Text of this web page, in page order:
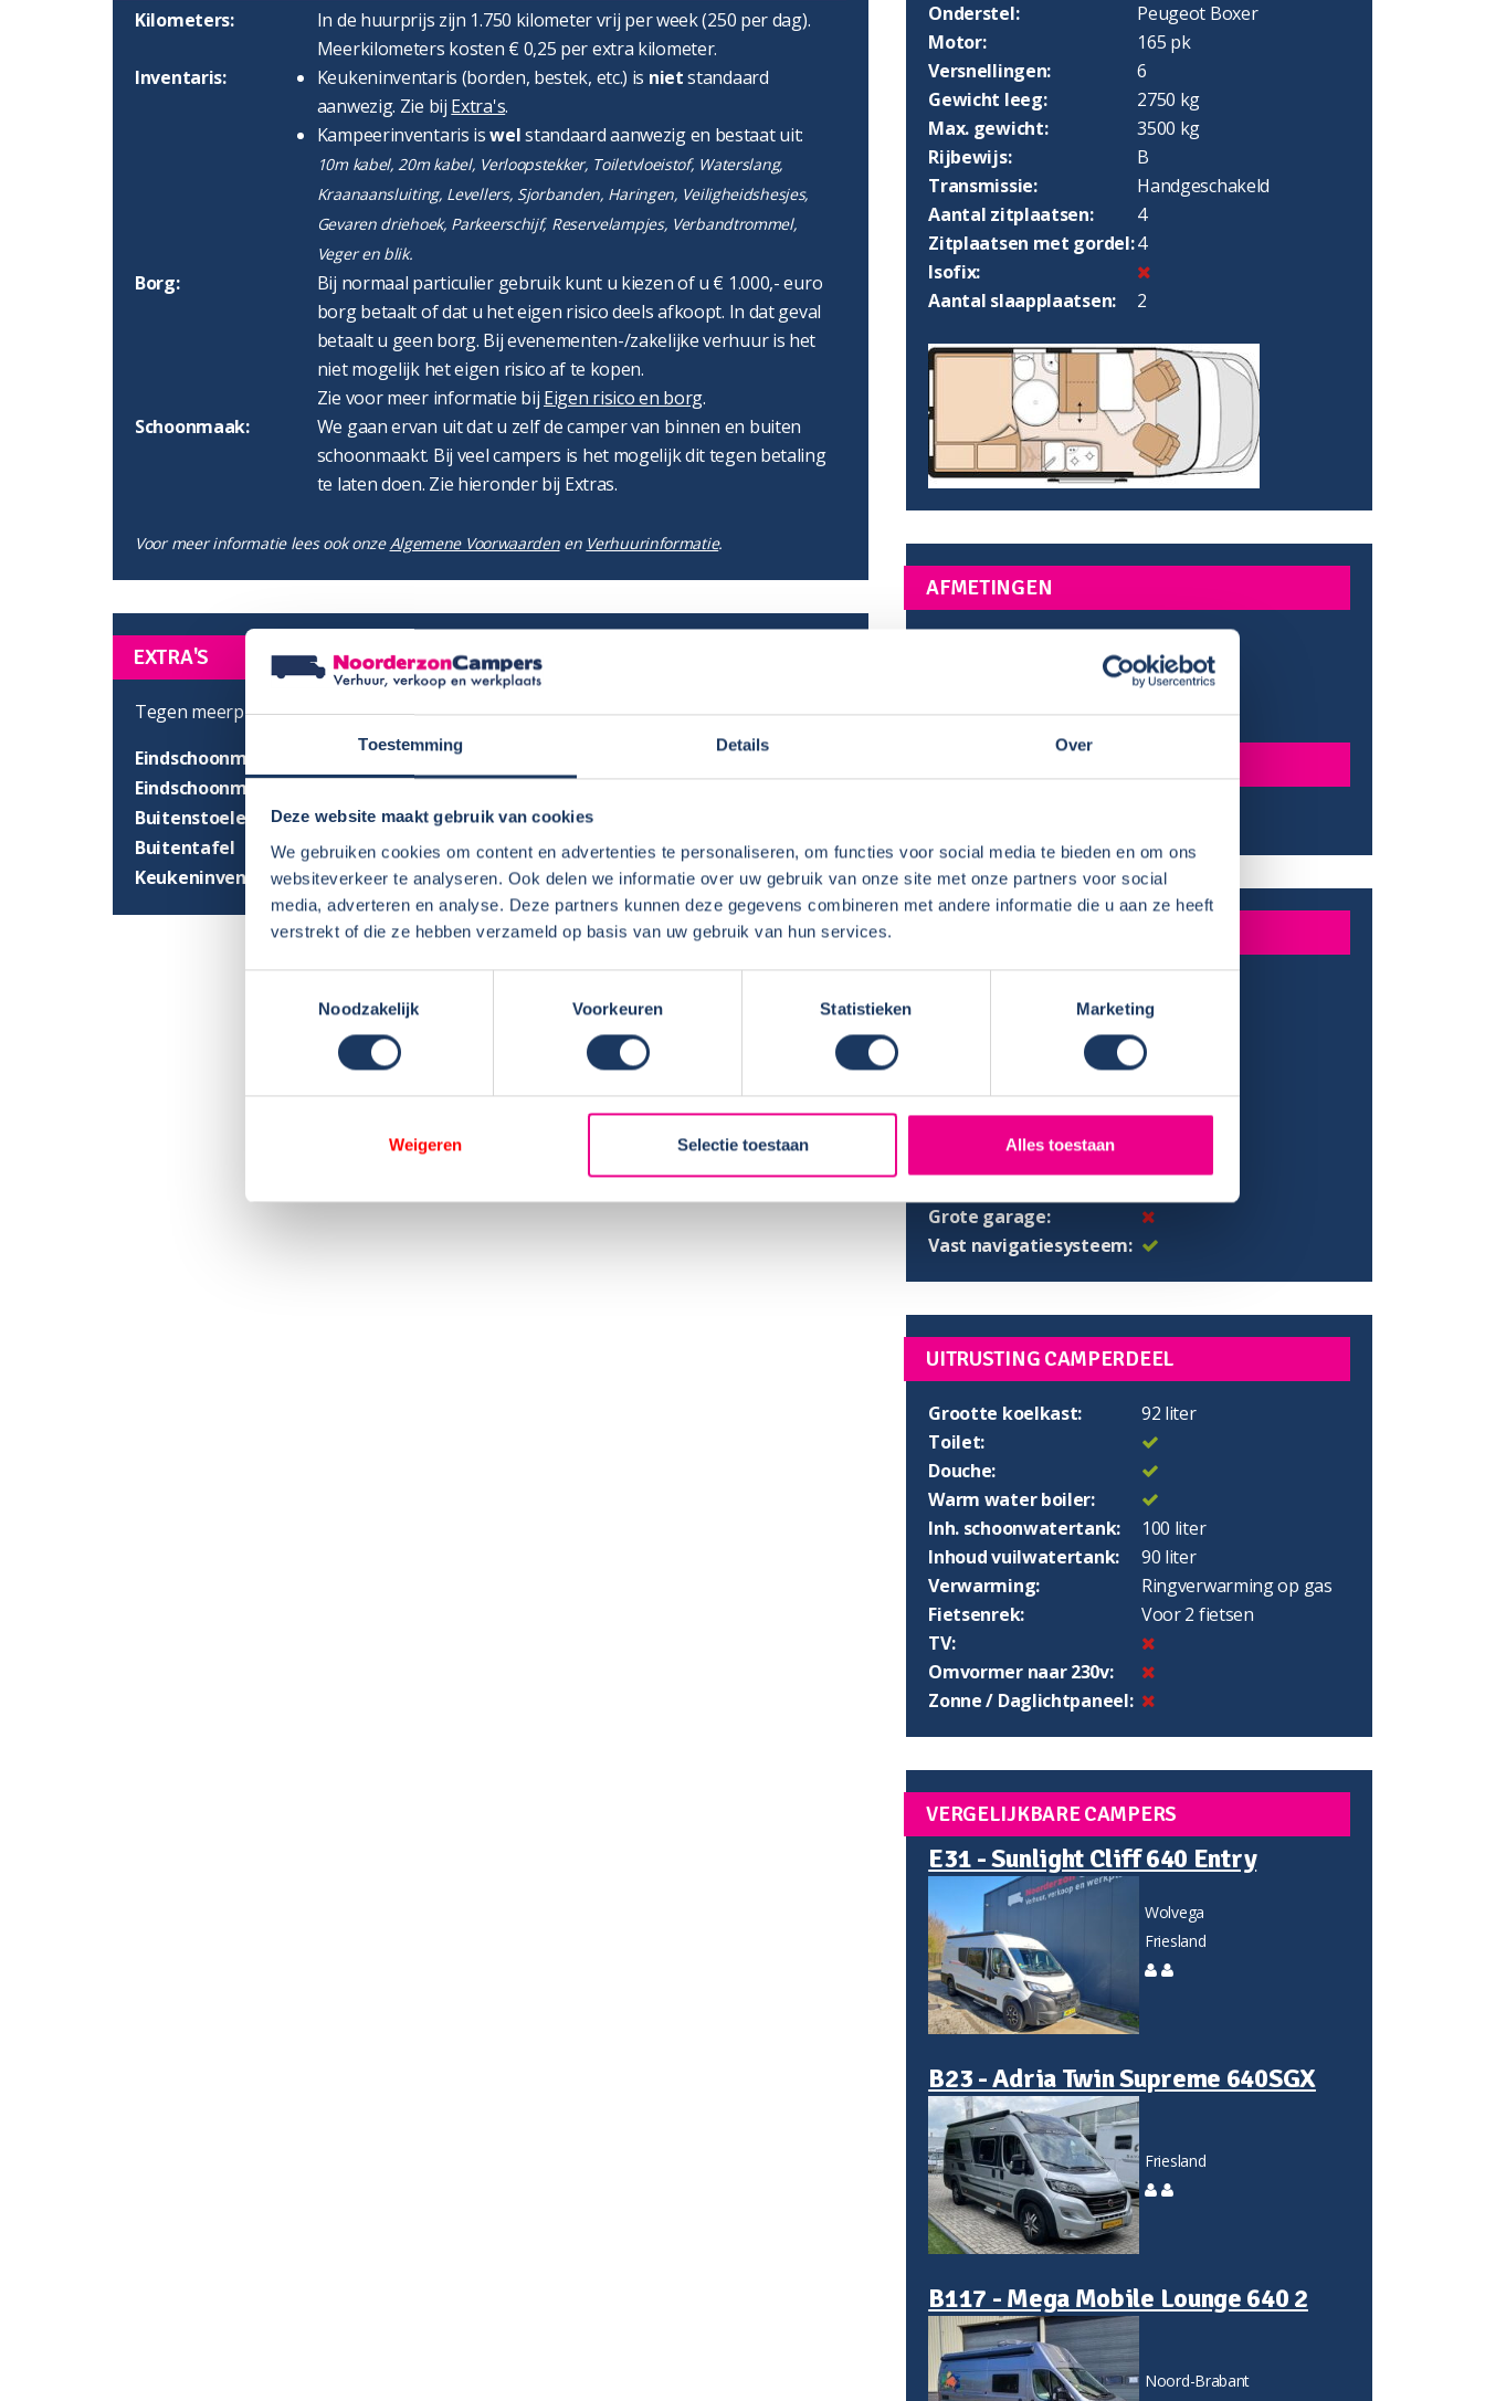
Toestemming Details Over
Deze website maakt gebruik van cookies
We gebruiken cookies om content en advertenties te personaliseren, om functies voor social media te bieden en om ons
websiteverkeer te analyseren. Ook delen we informatie over uw gebruik van onze site met onze partners voor social
media, adverteren en analyse. Deze partners kunnen deze gegevens combineren met andere informatie die u aan ze heeft
verstrekt of die ze hebben verzameld op basis van uw gebruik van hun services.
Noodzakelijk
Voorkeuren Statistieken Marketing
Weigeren Selectie toestaan Alles toestaan
Kilometers:
In de huurprijs zijn 1.750 kilometer vrij per week (250 per dag).
Meerkilometers kosten € 0,25 per extra kilometer.
Inventaris:
Keukeninventaris (borden, bestek, etc.) is nietstandaard
aanwezig. Zie bij Extra's.
Kampeerinventaris iswelstandaard aanwezig en bestaat uit:
10m kabel, 20m kabel, Verloopstekker, Toiletvloeistof, Waterslang,
Kraanaansluiting, Levellers, Sjorbanden, Haringen, Veiligheidshesjes,
Gevaren driehoek, Parkeerschijf, Reservelampjes, Verbandtrommel,
Veger en blik.
Borg:
Bij normaal particulier gebruik kunt u kiezen of u € 1.000,- euro
borg betaalt of dat u het eigen risico deels afkoopt. In dat geval
betaalt u geen borg. Bij evenementen-/zakelijke verhuur is het
niet mogelijk het eigen risico af te kopen.
Zie voor meer informatie bij Eigen risico en borg.
Schoonmaak:
We gaan ervan uit dat u zelf de camper van binnen en buiten
schoonmaakt. Bij veel campers is het mogelijk dit tegen betaling
te laten doen. Zie hieronder bij Extras.
Voor meer informatie lees ook onzeAlgemene Voorwaardenen Verhuurinformatie.
EXTRA'S
Tegen meerprijs zijn de volgende extra's mogelijk:
Eindschoonmaak binnen- en buitenzijde
Eindschoonmaak buitenzijde
Buitenstoelen € 1,50
Buitentafel € 1,50 per tafel per dag
Keukeninventaris € 25,- per boeking
Onderstel:
Peugeot Boxer
Motor:
165 pk
Versnellingen:
6
Gewicht leeg:
2750 kg
Max. gewicht:
3500 kg
Rijbewijs:
B
Transmissie:
Handgeschakeld
Aantal zitplaatsen:
4
Zitplaatsen met gordel:4
Isofix:
Aantal slaapplaatsen:
2
AFMETINGEN
275 cm
Airco camperdeel:
Achteruitrijcamera:
Stuurbekrachtiging:
met CD-speler:
Grote garage:
Vast navigatiesysteem:
UITRUSTING CAMPERDEEL
Grootte koelkast:
92 liter
Toilet:
Douche:
Warm water boiler:
Inh. schoonwatertank:
100 liter
Inhoud vuilwatertank:
90 liter
Verwarming:
Ringverwarming op gas
Fietsenrek:
Voor 2 fietsen
TV:
Omvormer naar 230v:
Zonne / Daglichtpaneel:
VERGELIJKBARE CAMPERS
E31 - Sunlight Cliff 640 Entry
Wolvega
Friesland
B23 - Adria Twin Supreme 640SGX
Friesland
B117 - Mega Mobile Lounge 640 2
Noord-Brabant